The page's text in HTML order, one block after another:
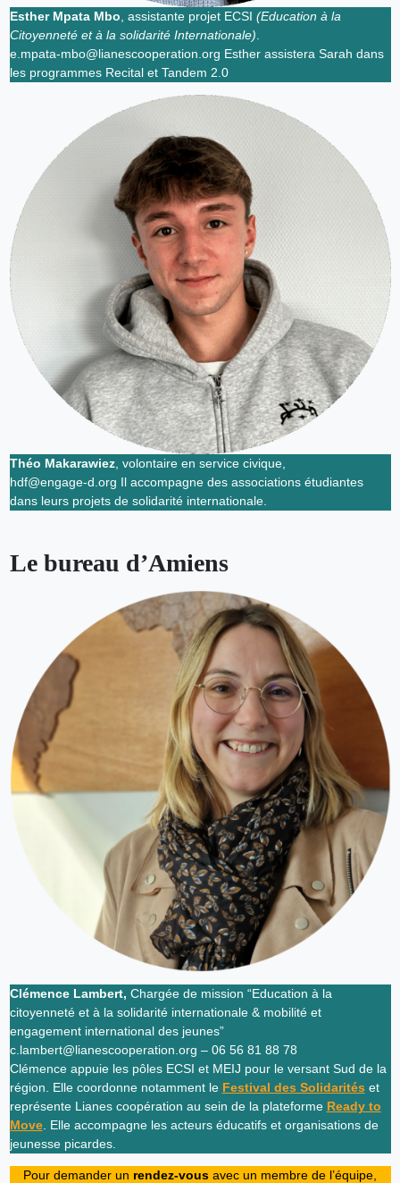
Esther Mpata Mbo , assistante projet ECSI (Education à la
Citoyenneté et à la solidarité Internationale)
e.mpata-mbo@lianescooperation.org Esther assistera Sarah dans
les programmes Recital et Tandem 2.0
Théo Makarawiez, volontaire en service civique,
hdf@engage-d.org Il accompagne des associations étudiantes
dans leurs projets de solidarité internationale.
Le bureau d’Amiens
Clémence Lambert, Chargée de mission “Education à la
citoyenneté et à la solidarité internationale & mobilité et
engagement international des jeunes”
c.lambert@lianescooperation.org – 06 56 81 88 78
Clémence appuie les pôles ECSI et MEIJ pour le versant Sud de la
région. Elle coordonne notamment le Festival des Solidaritéset
représente Lianes coopération au sein de la plateforme Ready to
Move. Elle accompagne les acteurs éducatifs et organisations de
jeunesse picardes.
Pour demander un rendez-vous avec un membre de l’équipe,